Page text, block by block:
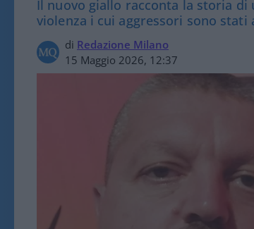
Il nuovo giallo racconta la storia
violenza i cui aggressori sono
di Redazione Milano
15 Maggio 2026, 12:37